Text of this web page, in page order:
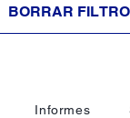
BORRAR
Informes